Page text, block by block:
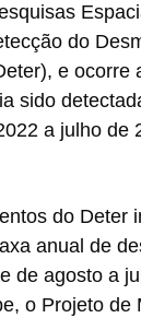
do
e ocorre
sido
a julho de
do Deter
anual de
de agosto a
o Projeto de